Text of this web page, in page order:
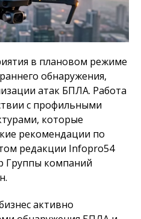
в плановом режиме
обнаружения,
атак БПЛА. Работа
с профильными
которые
рекомендации по
редакции Infopro54
Группы компаний
активно